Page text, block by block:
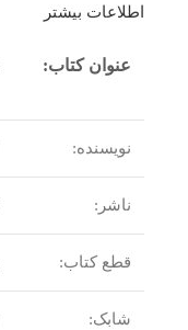
اطلاعات بیشتر
عنوان کتاب:
نویسنده:
ناشر:
قطع کتاب:
شابک: